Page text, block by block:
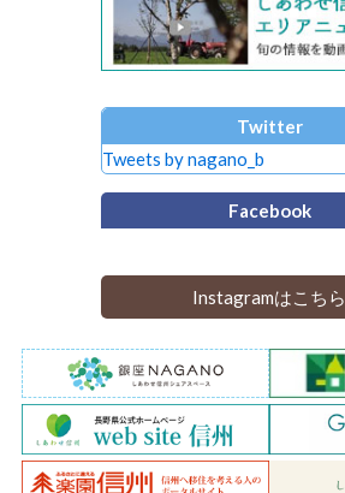
Twitter
Tweets by nagano_b
Facebook
Instagramはこちら